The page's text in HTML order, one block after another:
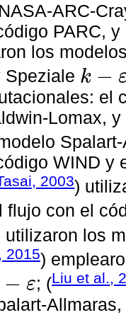
ARC-
PARC,
los
Speziale k −
k-ε
el
Lomax,
WIND y
2003)
flujo con el
utilizaron los
2015)
− ε; (Liu et al.,
Allmaras,